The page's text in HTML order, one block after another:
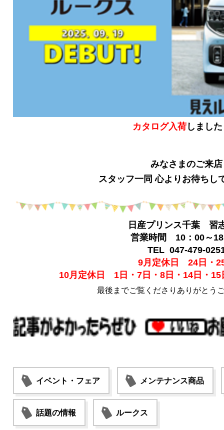
カタログ入荷 しました
みなさまのご来店
スタッフ一同 心よりお待ちし
日産プリンス千葉 習
営業時間 10：00～
TEL 047-479-
9月定休日 24日・
10月定休日 1日・7日・8日・14日・15
最後までご覧くださりありがとう
イベント・フェア メンテナンス商品
話題の情報 ルークス